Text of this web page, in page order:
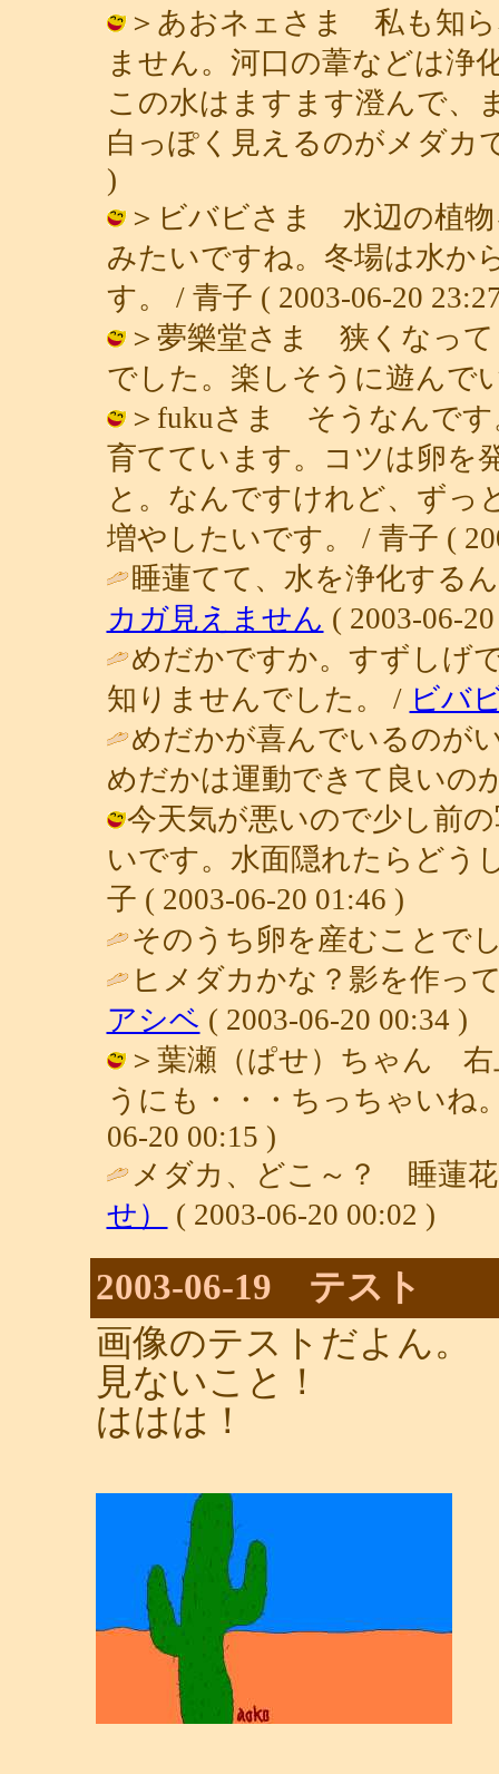
＞あおネェさま 私も知
ません。河口の葦などは浄
この水はますます澄んで、
白っぽく見えるのがメダカ
)
＞ビバビさま 水辺の植物
みたいですね。冬場は水か
す。 / 青子 ( 2003-06-20
＞夢樂堂さま 狭くなって
でした。楽しそうに遊んで
＞fukuさま そうなんです
育てています。コツは卵を
と。なんですけれど、ずっ
増やしたいです。 / 青子 (
睡蓮てて、水を浄化す
カガ見えません ( 2003-06-
めだかですか。すずしげ
知りませんでした。 / ビバ
めだかが喜んでいるのが
めだかは運動できて良いの
今天気が悪いので少し前
いです。水面隠れたらどう
子 ( 2003-06-20 01:46 )
そのうち卵を産むことで
ヒメダカかな？影を作っ
アシベ ( 2003-06-20 00:34 )
＞葉瀬（ぱせ）ちゃん 右
うにも・・・ちっちゃいね
06-20 00:15 )
メダカ、どこ～？ 睡蓮
せ）
( 2003-06-20 00:02 )
2003-06-19 テスト
画像のテストだよん。
見ないこと！
ははは！